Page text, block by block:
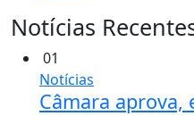
Notícias
01
Notícias
Câmara aprova,